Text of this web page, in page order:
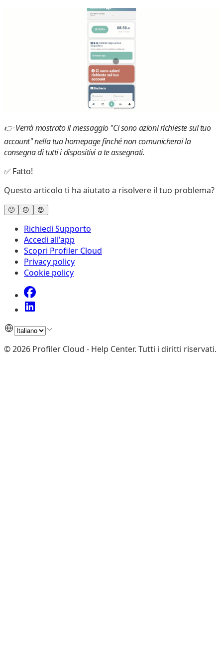
👉Verrà mostrato il messaggio "Ci sono azioni richieste sul tuo
account" nella tua homepage finché non comunicherai la
consegna di tutti i dispositivi a te assegnati.
✅ Fatto!
Questo articolo ti ha aiutato a risolvere il tuo problema?
🙁 😐 😍
Richiedi Supporto
Accedi all'app
Scopri Profiler Cloud
Privacy policy
Cookie policy
©2026 Profiler Cloud - Help Center. Tutti i diritti riservati.